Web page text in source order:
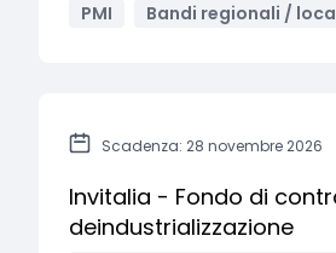
PMI
Bandi regionali /
Scadenza: 28 novembre 2026
Invitalia - Fondo di
deindustrializzazione